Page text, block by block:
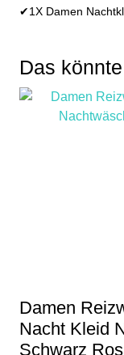
✔1X Damen
Das
Damen
Nacht Kleid
Schwarz